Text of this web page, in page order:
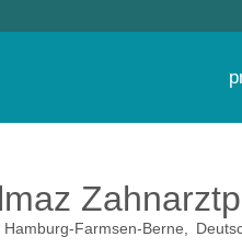
Hamburg-Farmsen-Berne